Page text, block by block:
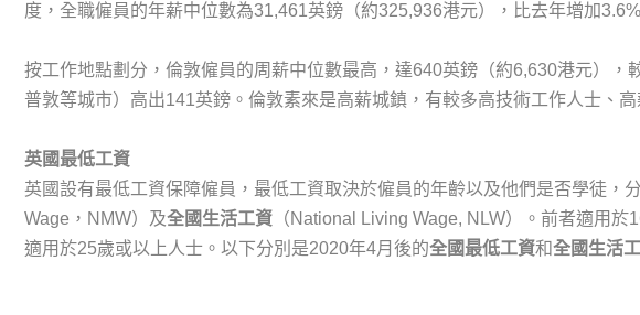
度，全職僱員的年薪中位數為31,461英鎊（約325,936港元），比去年增加3.6%
按工作地點劃分，倫敦僱員的周薪中位數最高，達640英鎊（約6,630港元），
普敦等城市）高出141英鎊。倫敦素來是高薪城鎮，有較多高技術工作人士、
英國最低工資
英國設有最低工資保障僱員，最低工資取決於僱員的年齡以及他們是否學徒，
Wage，NMW）及全國生活工資 （National Living Wage, NLW）。前者適用
適用於25歲或以上人士。以下分別是2020年4月後的全國最低工資和全國生活